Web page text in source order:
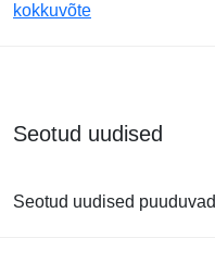
kokkuvõte
Seotud uudised
Seotud uudised puuduvad